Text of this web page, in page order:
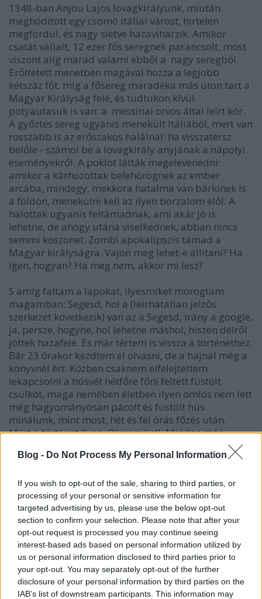
Blog - Do Not Process My Personal Information
If you wish to opt-out of the sale, sharing to third parties, or
processing of your personal or sensitive information for
targeted advertising by us, please use the below opt-out
section to confirm your selection. Please note that after your
opt-out request is processed you may continue seeing
interest-based ads based on personal information utilized by
us or personal information disclosed to third parties prior to
your opt-out. You may separately opt-out of the further
disclosure of your personal information by third parties on the
IAB’s list of downstream participants. This information may
1348-ban Anjou Lajos lovagkirályunk, miután
meghódított egy csomó itáliai várost, hirtelen
megfordul, és nagy sietve hazaviharzik. Amikor
csatát vállalt, 12 ezer fős seregnek parancsolt, most
viszont alig marad valami ebből a nagy seregből.
Erőltetett menetben magával hozza a legjobb
kétszáz főt, míg a fősereg maradéka más úton tart a
Magyar Királyság felé, és tudtukon kívül
potyautasuk is van: a messinai orvos által leírt kór.
A győztes sereg ugyanis menekült Itáliából, mert van
rosszabb is az erőszakos halálnál: ha visszatérsz
belőle - számol be a lovagkirály anyjának a nápolyi
eseményekről. A poklot látták megelevenedni:
amikor a kárhozottak belehörögnek az ember
arcába, mindegy, mekkora hatalma van bárkinek is
a földön, menekülni kell az ilyen borzalom elől. A
halottak ugyanis feltámadnak, ami akár jó is
lehetne, de ahogy utána viselkednek, abban nincs
semmi köszönet. Zombi apokalipszis támad a
Magyar királyságra. Vajon meg lehet-e állítani? Ha
igen, hogyan? Ha meg nem, akkor mi lesz?
S amíg faltam a lapokat, ilyesmiket morogtam
magamban: Segesd, hol a (leírhatatlan jelzős
szerkezet következik) van az a Segesd, irány a google,
ja, persze, hogyne, hol lehetne máshol, hiszen délről
jöttek hazafelé. És már tértem is vissza a történethez.
Bár 23 órakor kezdtem el olvasni, de a hajnal még a
könyvnél ért. Közben csaknem elfelejtettem
lekapcsolni a húsvét hétfőre főni feltett füstölt
csülköt, maga nemében életben ilyen omlós nem lett
még hagyományosan pácolt és füstölt hús
minálunk, mint most, hét és fél órás főzés után.
Mert a történet ilyen. Olvasni kell. Minden más
csökevény. Pisilni kell: megbocsáthatatlanul
olvasni is lehet?